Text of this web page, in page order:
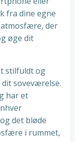
fra dine egne
der
øge dit
stilfuldt og
soveværelse.
har et
det bløde
i rummet,